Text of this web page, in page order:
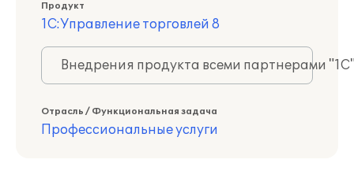
Продукт
1С:Управление торговлей 8
Внедрения продукта всеми партнерами
Отрасль / Функциональная задача
Профессиональные услуги